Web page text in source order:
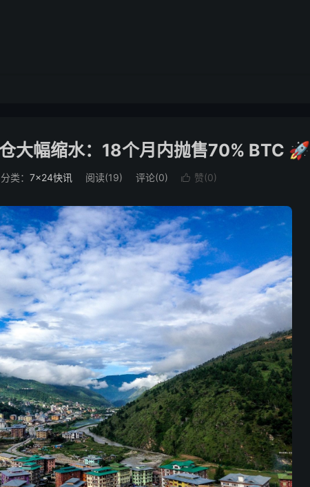
大幅缩水：18个月内抛售70% BTC 🚀
分类： 7×24快讯 阅读(19) 评论(0)  赞(0)